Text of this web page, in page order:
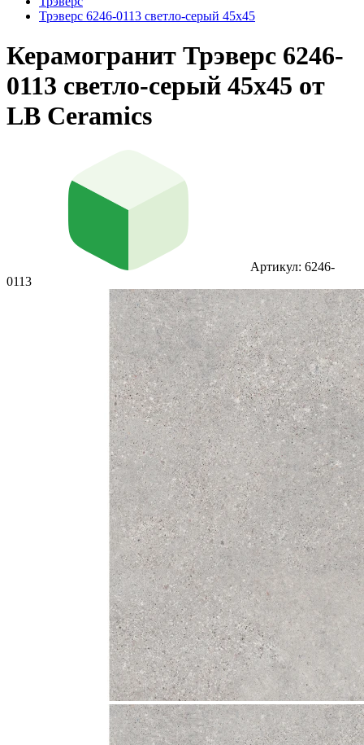
Трэверс 6246-0113 светло-серый 45x45
Керамогранит Трэверс 6246-
0113 светло-серый 45x45 от
LB Ceramics
Артикул: 6246-
0113